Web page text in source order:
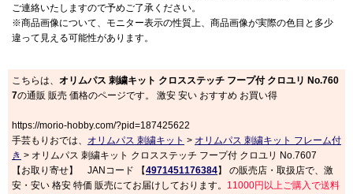
ご連絡いたしますので予めご了承ください。
※商品画像について、モニター表示の性質上、商品画像が実際の色目と多少
違って見える可能性があります。
こちらは、 オリムパス 刺繍キット クロスステッチ フープ付 クロユリ No.760
7の通販 販売 価格のページです。 激安 安い おすすめ お買い得
https://morio-hobby.com/?pid=187425622
手芸もりおでは、 オリムパス 刺繍キット > オリムパス 刺繍キット フレーム付
き > オリムパス 刺繍キット クロスステッチ フープ付 クロユリ No.7607
【お取り寄せ】 JANコード 【4971451176384】 の販売店・取扱店で、激
安・安い 格安 特価 販売にてお届けしております。 11000円以上ご購入で送料